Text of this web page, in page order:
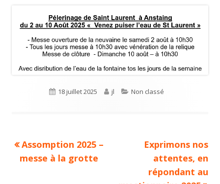
Publié
18 juillet 2025 Auteur
jl Catégories
Non classé
Navigation
Article
précédent :
Assomption 2025 –
messe à la grotte
Article
suivant :
Exprimons nos
attentes, en
répondant au